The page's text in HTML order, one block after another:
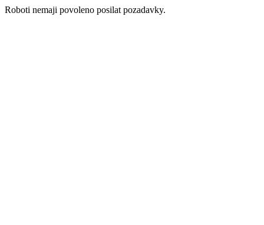
Roboti nemaji povoleno posilat pozadavky.